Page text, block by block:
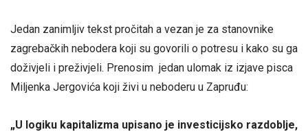
Jedan zanimljiv tekst pročitah a vezan je za stanovnike
zagrebačkih nebodera koji su govorili o potresu i kako su ga
doživjeli i preživjeli. Prenosim jedan ulomak iz izjave pisca
Miljenka Jergovića koji živi u neboderu u Zapruđu:
„U logiku kapitalizma upisano je investicijsko razdoblje,